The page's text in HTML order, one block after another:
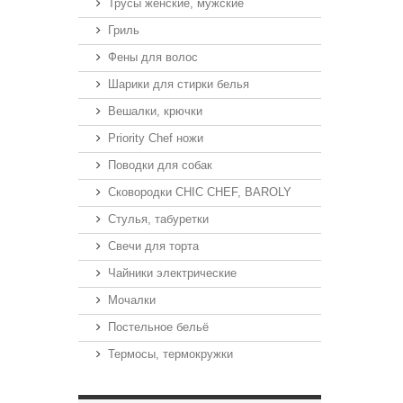
Трусы женские, мужские
Гриль
Фены для волос
Шарики для стирки белья
Вешалки, крючки
Priority Chef ножи
Поводки для собак
Сковородки CHIC CHEF, BAROLY
Стулья, табуретки
Свечи для торта
Чайники электрические
Мочалки
Постельное бельё
Термосы, термокружки